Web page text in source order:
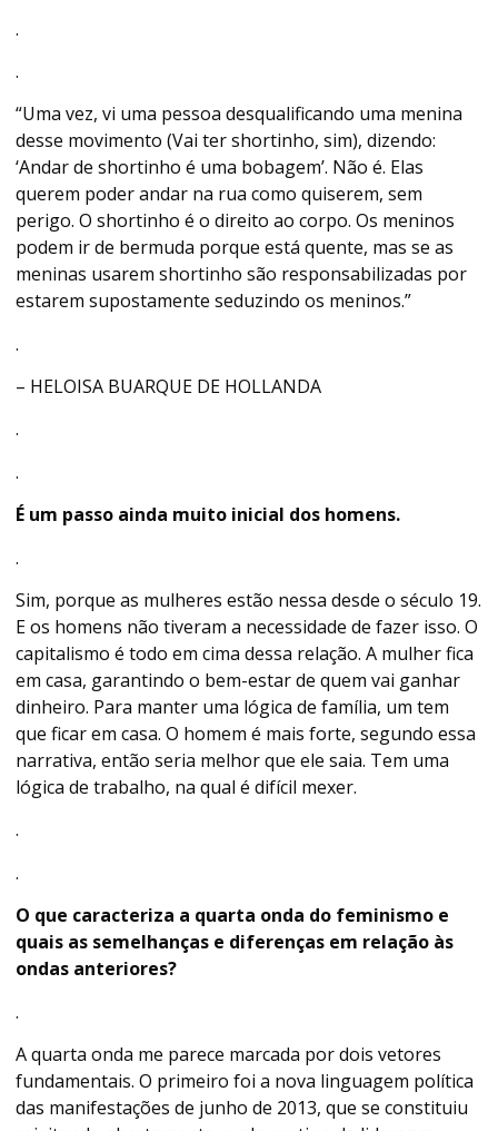
.
.
“Uma vez, vi uma pessoa desqualificando uma menina
desse movimento (Vai ter shortinho, sim), dizendo:
‘Andar de shortinho é uma bobagem’. Não é. Elas
querem poder andar na rua como quiserem, sem
perigo. O shortinho é o direito ao corpo. Os meninos
podem ir de bermuda porque está quente, mas se as
meninas usarem shortinho são responsabilizadas por
estarem supostamente seduzindo os meninos.”
.
– HELOISA BUARQUE DE HOLLANDA
.
.
É um passo ainda muito inicial dos homens.
.
Sim, porque as mulheres estão nessa desde o século 19.
E os homens não tiveram a necessidade de fazer isso. O
capitalismo é todo em cima dessa relação. A mulher fica
em casa, garantindo o bem-estar de quem vai ganhar
dinheiro. Para manter uma lógica de família, um tem
que ficar em casa. O homem é mais forte, segundo essa
narrativa, então seria melhor que ele saia. Tem uma
lógica de trabalho, na qual é difícil mexer.
.
.
O que caracteriza a quarta onda do feminismo e
quais as semelhanças e diferenças em relação às
ondas anteriores?
.
A quarta onda me parece marcada por dois vetores
fundamentais. O primeiro foi a nova linguagem política
das manifestações de junho de 2013, que se constituiu